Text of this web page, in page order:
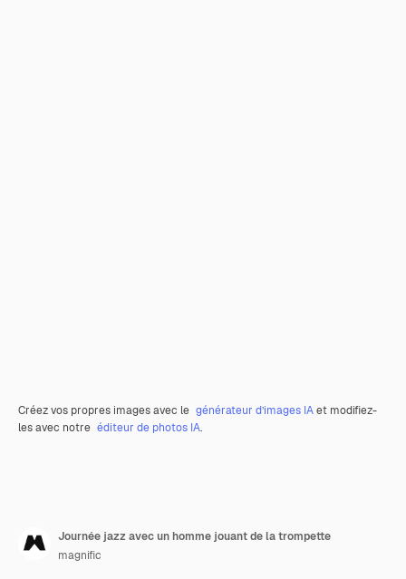
Créez vos propres images avec le générateur d’images IAet modifiez-
les avec notre éditeur de photos IA.
Journée jazz avec un homme jouant de la trompette
magnific